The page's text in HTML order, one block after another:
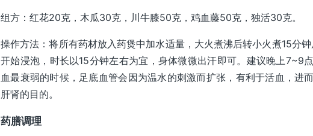
组方：红花20克，木瓜30克，川牛膝50克，鸡血藤50克，独活30克。
操作方法：将所有药材放入药煲中加水适量，大火煮沸后转小火煮15分
开始浸泡，时长以15分钟左右为宜，身体微微出汗即可。建议晚上7~9
血最衰弱的时候，足底血管会因为温水的刺激而扩张，有利于活血，进
肝肾的目的。
药膳调理